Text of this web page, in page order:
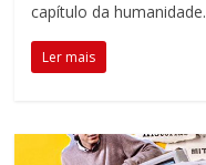
capítulo da humanidade.
Ler mais